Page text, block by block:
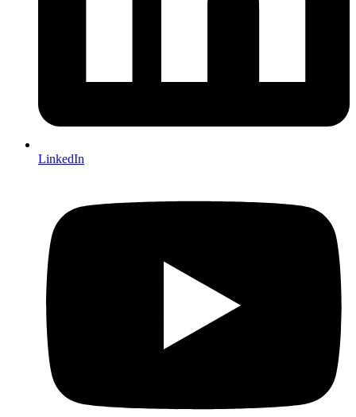
LinkedIn